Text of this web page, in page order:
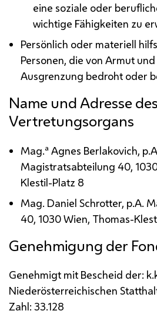
eine soziale oder
wichtige Fähigkeiten zu
Persönlich oder materiell
Personen, die von Armut
Ausgrenzung bedroht oder
Name und Adresse des
Vertretungsorgans
Mag.a Agnes Berlakovich,
Magistratsabteilung 40,
Klestil-Platz 8
Mag. Daniel Schrotter, p.A.
40, 1030 Wien, Thomas-
Genehmigung der
Genehmigt mit Bescheid der:
Niederösterreichischen
Zahl: 33.128